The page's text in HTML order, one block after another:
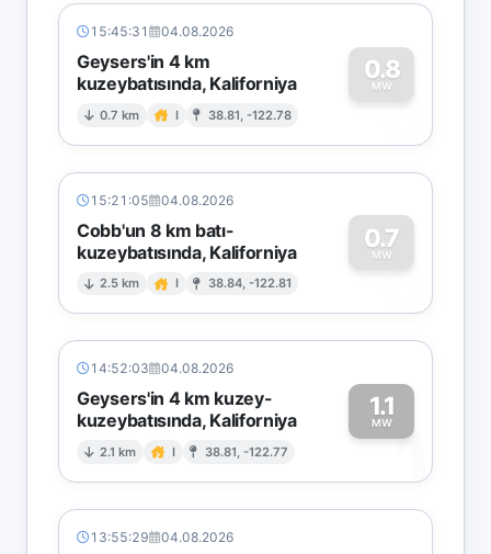
15:45:31 04.08.2026
Geysers'in 4 km
kuzeybatısında, Kaliforniya
0.7 km I 38.81, -122.78
0.8
MW
0
15:21:05 04.08.2026
Cobb'un 8 km batı-
kuzeybatısında, Kaliforniya
2.5 km I 38.84, -122.81
0.7
MW
0
14:52:03 04.08.2026
Geysers'in 4 km kuzey-
kuzeybatısında, Kaliforniya
2.1 km I 38.81, -122.77
1.1
MW1
13:55:29 04.08.2026